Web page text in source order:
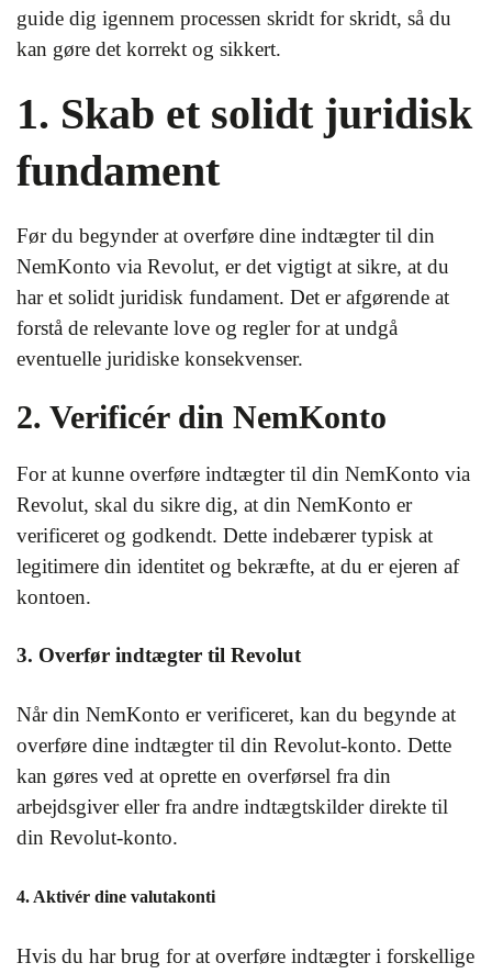
guide dig igennem processen skridt for skridt, så du
kan gøre det korrekt og sikkert.
1. Skab et solidt juridisk
fundament
Før du begynder at overføre dine indtægter til din
NemKonto via Revolut, er det vigtigt at sikre, at du
har et solidt juridisk fundament. Det er afgørende at
forstå de relevante love og regler for at undgå
eventuelle juridiske konsekvenser.
2. Verificér din NemKonto
For at kunne overføre indtægter til din NemKonto via
Revolut, skal du sikre dig, at din NemKonto er
verificeret og godkendt. Dette indebærer typisk at
legitimere din identitet og bekræfte, at du er ejeren af
kontoen.
3. Overfør indtægter til Revolut
Når din NemKonto er verificeret, kan du begynde at
overføre dine indtægter til din Revolut-konto. Dette
kan gøres ved at oprette en overførsel fra din
arbejdsgiver eller fra andre indtægtskilder direkte til
din Revolut-konto.
4. Aktivér dine valutakonti
Hvis du har brug for at overføre indtægter i forskellige